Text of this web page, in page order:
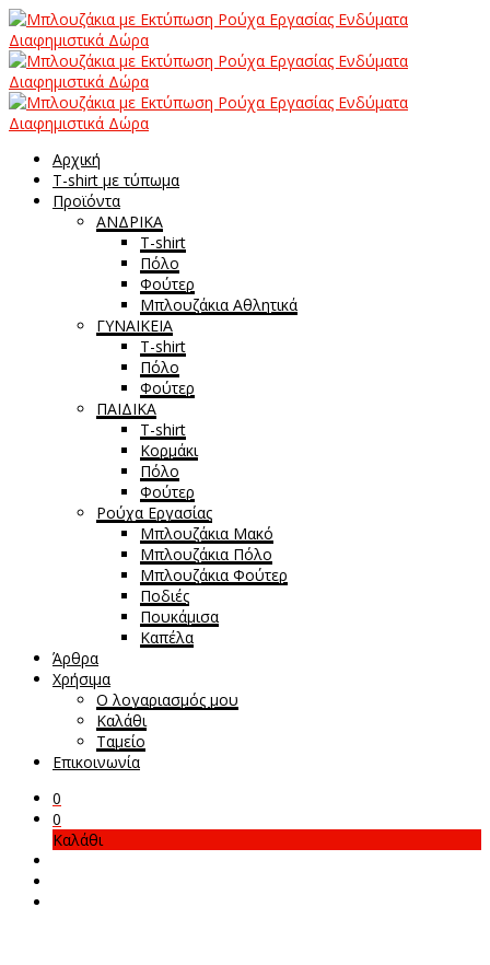
Αρχική
T-shirt με τύπωμα
Προϊόντα
ΑΝΔΡΙΚΑ
T-shirt
Πόλο
Φούτερ
Μπλουζάκια Αθλητικά
ΓΥΝΑΙΚΕΙΑ
T-shirt
Πόλο
Φούτερ
ΠΑΙΔΙΚΑ
T-shirt
Κορμάκι
Πόλο
Φούτερ
Ρούχα Εργασίας
Μπλουζάκια Μακό
Μπλουζάκια Πόλο
Μπλουζάκια Φούτερ
Ποδιές
Πουκάμισα
Καπέλα
Άρθρα
Χρήσιμα
Ο λογαριασμός μου
Καλάθι
Ταμείο
Επικοινωνία
0
0
Καλάθι